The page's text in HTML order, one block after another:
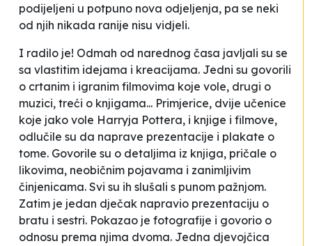
podijeljeni u potpuno nova odjeljenja, pa se neki
od njih nikada ranije nisu vidjeli.
I radilo je! Odmah od narednog časa javljali su se
sa vlastitim idejama i kreacijama. Jedni su govorili
o crtanim i igranim filmovima koje vole, drugi o
muzici, treći o knjigama... Primjerice, dvije učenice
koje jako vole Harryja Pottera, i knjige i filmove,
odlučile su da naprave prezentacije i plakate o
tome. Govorile su o detaljima iz knjiga, pričale o
likovima, neobičnim pojavama i zanimljivim
činjenicama. Svi su ih slušali s punom pažnjom.
Zatim je jedan dječak napravio prezentaciju o
bratu i sestri. Pokazao je fotografije i govorio o
odnosu prema njima dvoma. Jedna djevojčica